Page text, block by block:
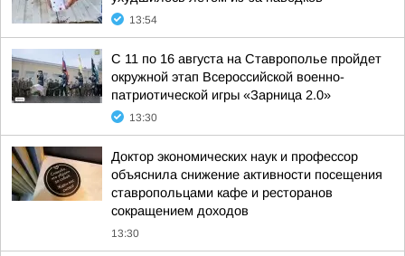
13:54
С 11 по 16 августа на Ставрополье пройдет
окружной этап Всероссийской военно-
патриотической игры «Зарница 2.0»
13:30
Доктор экономических наук и профессор
объяснила снижение активности посещения
ставропольцами кафе и ресторанов
сокращением доходов
13:30